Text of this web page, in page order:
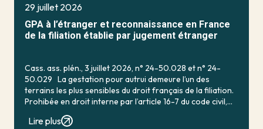
29 juillet 2026
GPA à l’étranger et reconnaissance en France
de la filiation établie par jugement étranger
Cass. ass. plén., 3 juillet 2026, n° 24-50.028 et n° 24-
50.029 La gestation pour autrui demeure l’un des
terrains les plus sensibles du droit français de la filiation.
Prohibée en droit interne par l’article 16-7 du code civil,
Lire plus